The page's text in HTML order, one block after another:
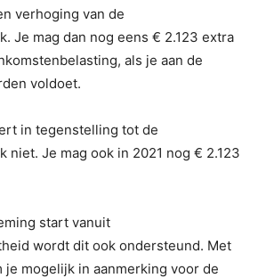
verhoging van de
Je mag dan nog eens € 2.123 extra
als je aan de
voldoet.
in tegenstelling tot de
niet. Je mag ook in 2021 nog € 2.123
start vanuit
wordt dit ook ondersteund. Met
je mogelijk in aanmerking voor de